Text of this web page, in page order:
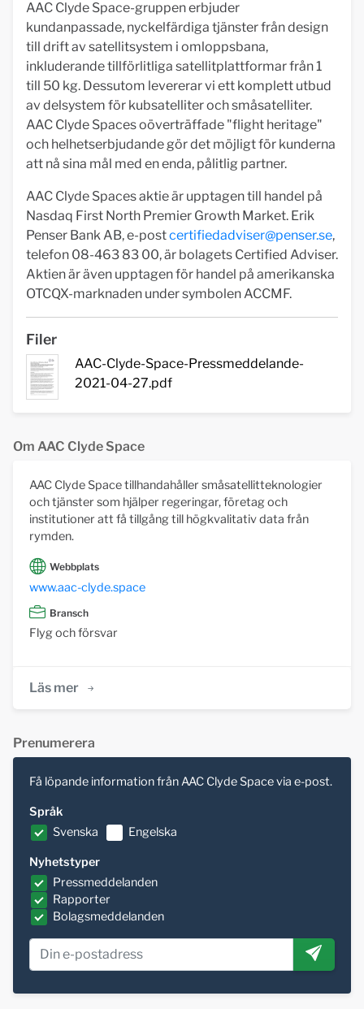
AAC Clyde Space-gruppen erbjuder
kundanpassade, nyckelfärdiga tjänster från design
till drift av satellitsystem i omloppsbana,
inkluderande tillförlitliga satellitplattformar från 1
till 50 kg. Dessutom levererar vi ett komplett utbud
av delsystem för kubsatelliter och småsatelliter.
AAC Clyde Spaces oöverträffade "flight heritage"
och helhetserbjudande gör det möjligt för kunderna
att nå sina mål med en enda, pålitlig partner.
AAC Clyde Spaces aktie är upptagen till handel på
Nasdaq First North Premier Growth Market. Erik
Penser Bank AB, e-postcertifiedadviser@penser.se,
telefon 08-463 83 00, är bolagets Certified Adviser.
Aktien är även upptagen för handel på amerikanska
OTCQX-marknaden under symbolen ACCMF.
Filer
AAC-Clyde-Space-Pressmeddelande-
2021-04-27.pdf
Om AAC Clyde Space
AAC Clyde Space tillhandahåller småsatellitteknologier
och tjänster som hjälper regeringar, företag och
institutioner att få tillgång till högkvalitativ data från
rymden.
Webbplats
www.aac-clyde.space
Bransch
Flyg och försvar
Läs mer
Prenumerera
Få löpande information från AAC Clyde Space via e-post.
Språk
Svenska
Engelska
Nyhetstyper
Pressmeddelanden
Rapporter
Bolagsmeddelanden